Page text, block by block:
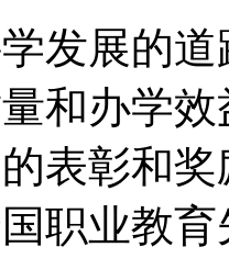
发展的
和办学
表彰和
职业教